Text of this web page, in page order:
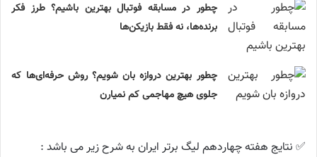
چطور در مسابقه فوتبال بهترین باشیم؟ طرز فکر
برنده‌ها، نه فقط بازیکن‌ها
چطور بهترین دروازه بان شویم؟ روش حرفه‌ای‌ها که
جلوی هیچ مهاجمی کم نمیارن
✅ نتایج هفته چهاردهم لیگ برتر ایران به شرح زیر می باشد :